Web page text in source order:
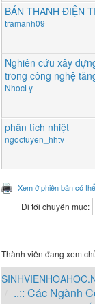
BÁN THANH ĐIỆN
tramanh09
Nghiên cứu xây
trong công nghệ
NhocLy
phân tích nhiệt
ngoctuyen_hhtv
Xem ở phiên bản có
Đi tới chuyên mục:
Thành viên đang xem
..:: Các Ngành